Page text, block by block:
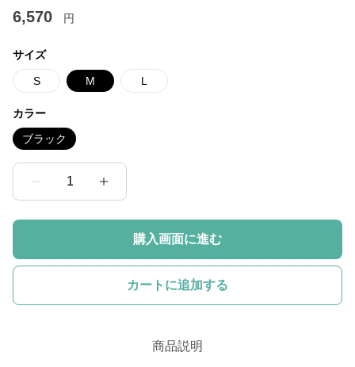
6,570 円
サイズ
S M L
カラー
ブラック
1
購入画面に進む
カートに追加する
商品説明